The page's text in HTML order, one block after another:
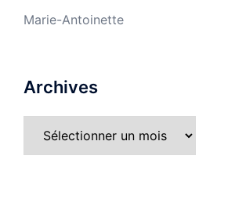
Marie-Antoinette
Archives